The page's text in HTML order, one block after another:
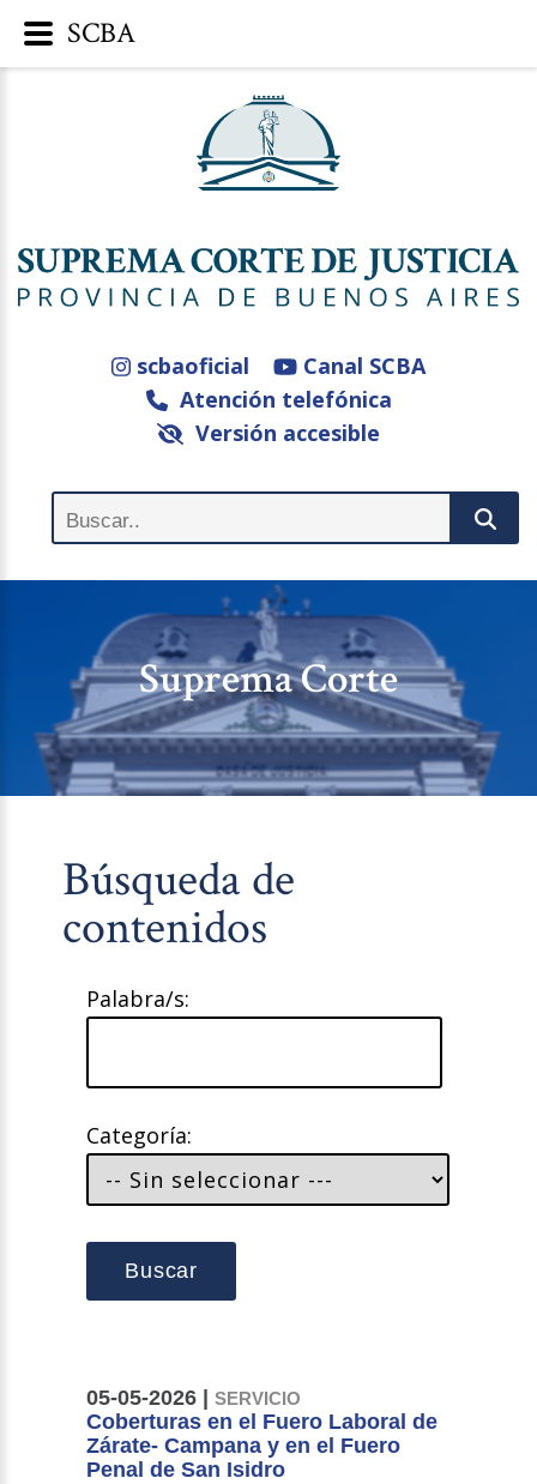
scbaoficial
Canal SCBA
Atención telefónica
Versión accesible
Suprema Corte
Búsqueda de
contenidos
Palabra/s:
Categoría:
Buscar
05-05-2026 |SERVICIO
Coberturas en el Fuero Laboral de
Zárate- Campana y en el Fuero
Penal de San Isidro
SCBA